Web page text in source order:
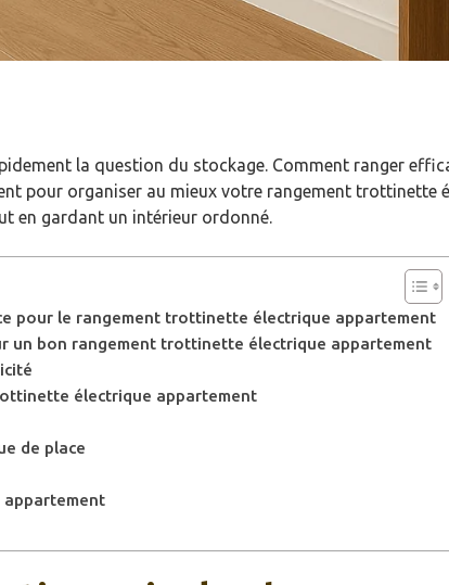
la question du stockage. Comment ranger
pour organiser au mieux votre rangement trottinette
en gardant un intérieur ordonné.
pour le rangement trottinette électrique appartement
un bon rangement trottinette électrique appartement
électrique appartement
de place